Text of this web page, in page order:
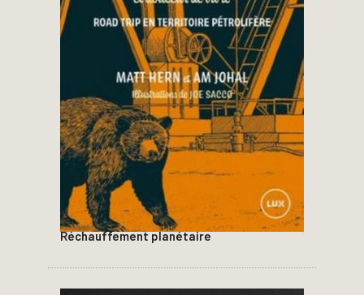
Réchauffement planétaire